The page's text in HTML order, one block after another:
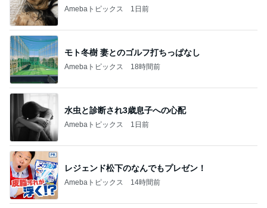
Amebaトピックス 1日前
モト冬樹 妻とのゴルフ打ちっぱなし
Amebaトピックス 18時間前
水虫と診断され3歳息子への心配
Amebaトピックス 1日前
レジェンド松下のなんでもプレゼン！
Amebaトピックス 14時間前